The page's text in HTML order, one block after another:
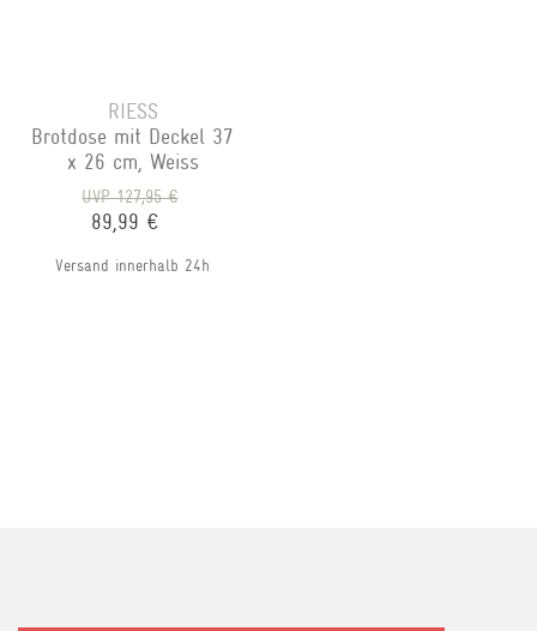
RIESS
Brotdose mit Deckel 37
x 26 cm, Weiss
UVP 127,95 €
89,99 €
Versand innerhalb 24h